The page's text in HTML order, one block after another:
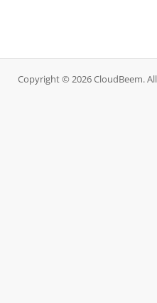
Copyright © 2026 CloudBeem.